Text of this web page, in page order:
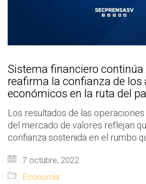
Sistema financiero
reafirma la confianza de los
económicos en la ruta del
Los resultados de las
del mercado de valores reflejan
confianza sostenida en el rumbo
7 octubre, 2022
Economía